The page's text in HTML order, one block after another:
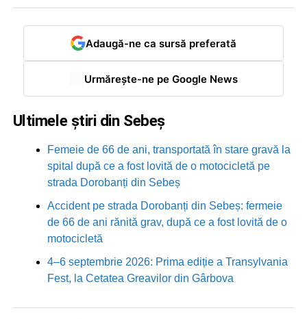
Adaugă-ne ca sursă preferată
Urmărește-ne pe Google News
Ultimele știri din Sebeș
Femeie de 66 de ani, transportată în stare gravă la
spital după ce a fost lovită de o motocicletă pe
strada Dorobanți din Sebeș
Accident pe strada Dorobanți din Sebeș: fermeie
de 66 de ani rănită grav, după ce a fost lovită de o
motocicletă
4–6 septembrie 2026: Prima ediție a Transylvania
Fest, la Cetatea Greavilor din Gârbova